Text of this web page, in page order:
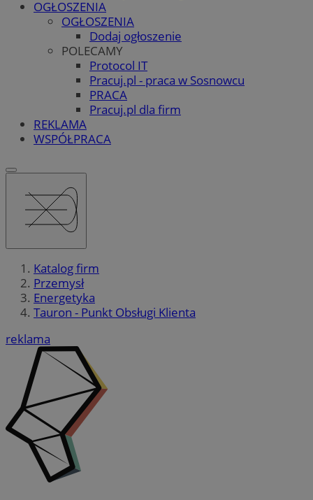
OGŁOSZENIA
OGŁOSZENIA
Dodaj ogłoszenie
POLECAMY
Protocol IT
Pracuj.pl - praca w Sosnowcu
PRACA
Pracuj.pl dla firm
REKLAMA
WSPÓŁPRACA
Katalog firm
Przemysł
Energetyka
Tauron - Punkt Obsługi Klienta
reklama